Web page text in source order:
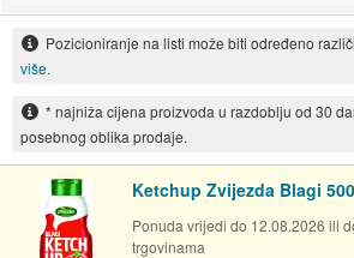
Pozicioniranje na listi može biti određeno
više.
* najniža cijena proizvoda u razdoblju od 30
posebnog oblika prodaje.
Ketchup Zvijezda Blagi
Ponuda vrijedi do 12.08.2026 ili
trgovinama